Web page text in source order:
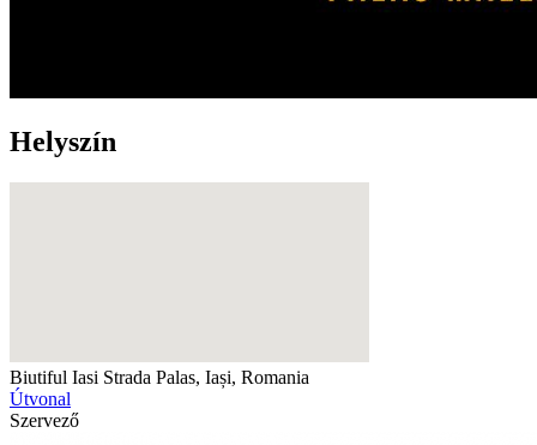
Helyszín
Biutiful Iasi Strada Palas, Iași, Romania
Útvonal
Szervező